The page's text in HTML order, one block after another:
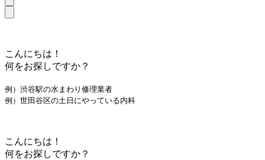
こんにちは！
何をお探しですか？
例）渋谷駅の水まわり修理業者
例）世田谷区の土日にやっている内科
こんにちは！
何をお探しですか？